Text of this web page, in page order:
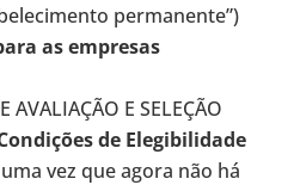
permanente”)
as empresas
AVALIAÇÃO E SELEÇÃO
de Elegibilidade
vez que agora não há